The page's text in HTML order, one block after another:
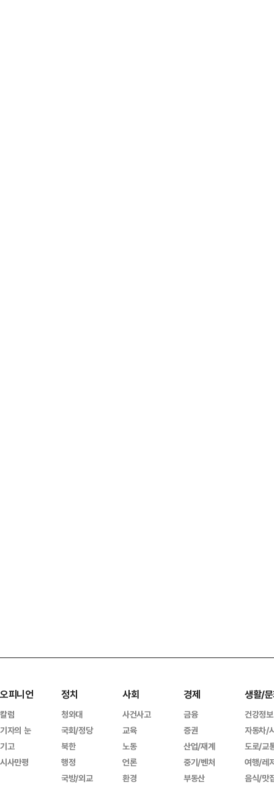
오피니언
칼럼
기자의 눈
기고
시사만평
정치
청와대
국회/정당
북한
행정
국방/외교
사회
사건사고
교육
노동
언론
환경
경제
금융
증권
산업/재계
중기/벤처
부동산
생활/
건강정보
자동차/
도로/교
여행/레
음식/맛